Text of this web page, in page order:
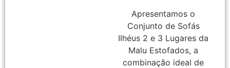
Apresentamos o
Conjunto de Sofás
Ilhéus 2 e 3 Lugares da
Malu Estofados, a
combinação ideal de